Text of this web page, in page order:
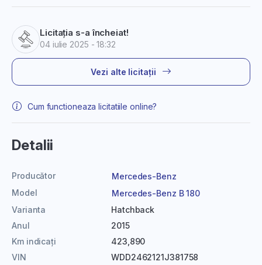
Licitația s-a încheiat!
04 iulie 2025 - 18:32
Vezi alte licitații
Cum functioneaza licitatiile online?
Detalii
Producător
Mercedes-Benz
Model
Mercedes-Benz B 180
Varianta
Hatchback
Anul
2015
Km indicați
423,890
VIN
WDD2462121J381758